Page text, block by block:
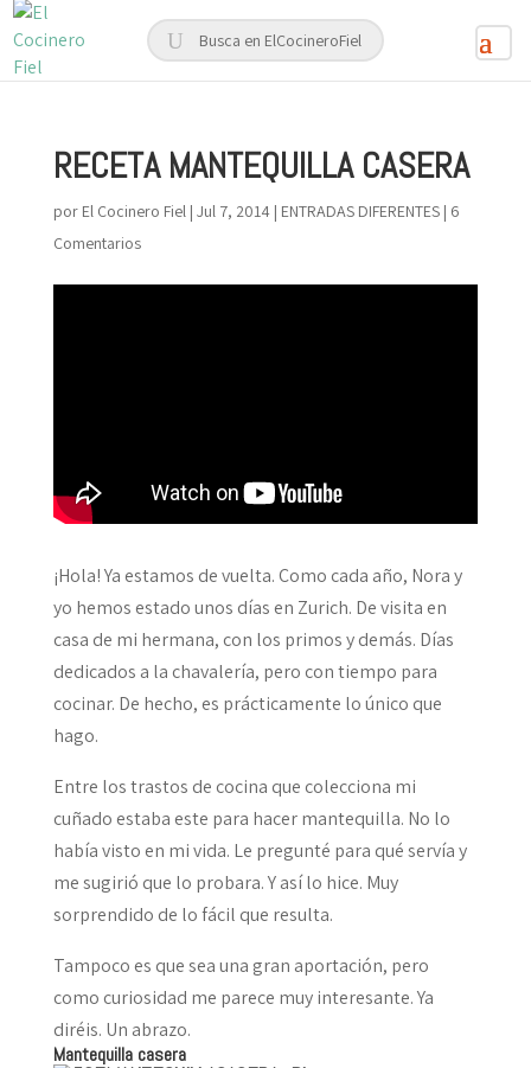
RECETA MANTEQUILLA CASERA
por El Cocinero Fiel| Jul 7, 2014| ENTRADAS DIFERENTES| 6
Comentarios
¡Hola! Ya estamos de vuelta. Como cada año, Nora y
yo hemos estado unos días en Zurich. De visita en
casa de mi hermana, con los primos y demás. Días
dedicados a la chavalería, pero con tiempo para
cocinar. De hecho, es prácticamente lo único que
hago.
Entre los trastos de cocina que colecciona mi
cuñado estaba este para hacer mantequilla. No lo
había visto en mi vida. Le pregunté para qué servía y
me sugirió que lo probara. Y así lo hice. Muy
sorprendido de lo fácil que resulta.
Tampoco es que sea una gran aportación, pero
como curiosidad me parece muy interesante. Ya
diréis. Un abrazo.
Mantequilla casera